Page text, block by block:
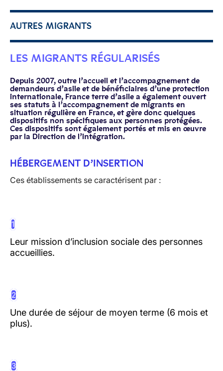
AUTRES MIGRANTS
LES MIGRANTS RÉGULARISÉS
Depuis 2007, outre l’accueil et l’accompagnement de
demandeurs d’asile et de bénéficiaires d’une protection
internationale, France terre d’asile a également ouvert
ses statuts à l’accompagnement de migrants en
situation régulière en France, et gère donc quelques
dispositifs non spécifiques aux personnes protégées.
Ces dispositifs sont également portés et mis en œuvre
par la Direction de l’intégration.
HÉBERGEMENT D’INSERTION
Ces établissements se caractérisent par :
1
Leur mission d’inclusion sociale des personnes
accueillies.
2
Une durée de séjour de moyen terme (6 mois et
plus).
3